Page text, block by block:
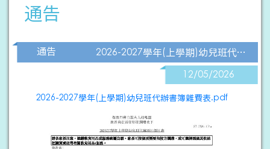
通告
通告
2026-2027學年(上學期)幼兒班代辦書簿雜費表
12/05/2026
2026-2027學年(上學期)幼兒班代辦書簿雜費表.pdf